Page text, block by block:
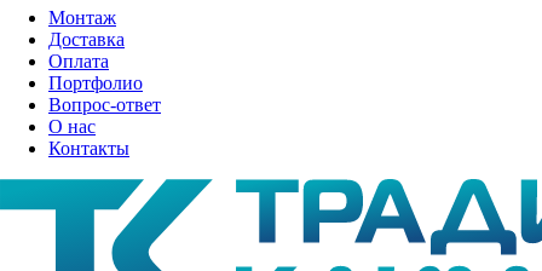
Монтаж
Доставка
Оплата
Портфолио
Вопрос-ответ
О нас
Контакты